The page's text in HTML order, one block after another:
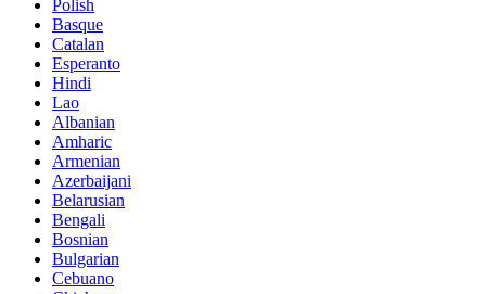
Polish
Basque
Catalan
Esperanto
Hindi
Lao
Albanian
Amharic
Armenian
Azerbaijani
Belarusian
Bengali
Bosnian
Bulgarian
Cebuano